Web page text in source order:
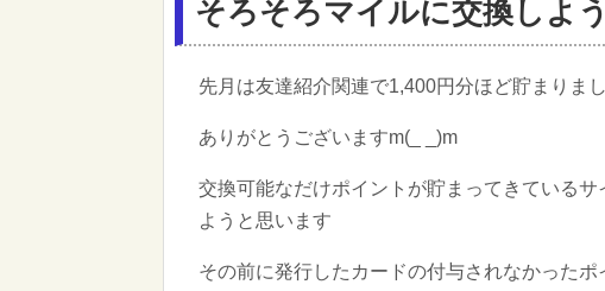
そろそろマイルに交換しよ
先月は友達紹介関連で1,400円分ほど貯まりま
ありがとうございますm(_ _)m
交換可能なだけポイントが貯まってきている
ようと思います
その前に発行したカードの付与されなかった